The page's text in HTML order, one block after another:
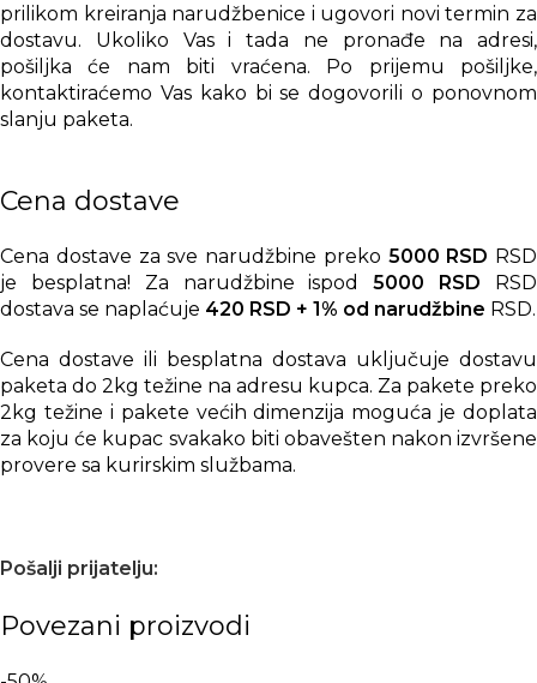
prilikom kreiranja narudžbenice i ugovori novi termin za
dostavu. Ukoliko Vas i tada ne pronađe na adresi,
pošiljka će nam biti vraćena. Po prijemu pošiljke,
kontaktiraćemo Vas kako bi se dogovorili o ponovnom
slanju paketa.
Cena dostave
Cena dostave za sve narudžbine preko 5000 RSD RSD
je besplatna! Za narudžbine ispod5000 RSD RSD
dostava se naplaćuje 420 RSD + 1% od narudžbine RSD.
Cena dostave ili besplatna dostava uključuje dostavu
paketa do 2kg težine na adresu kupca. Za pakete preko
2kg težine i pakete većih dimenzija moguća je doplata
za koju će kupac svakako biti obavešten nakon izvršene
provere sa kurirskim službama.
Pošalji prijatelju:
Povezani proizvodi